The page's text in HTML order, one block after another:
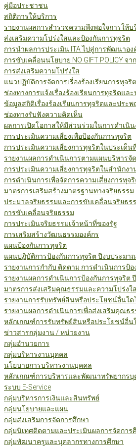
คู่มือประชาชน
สถิติการให้บริการ
รายงานผลการสำรวจความพึงพอใจการให้บ
ส่งเสริมความโปร่งใสและป้องกันการทุจริต
การนำผลการประเมิน ITA ไปสู่การพัฒนาอง
การขับเคลื่อนนโยบาย NO GIFT POLICY
การส่งเสริมความโปร่งใส
แนวปฏิบัติการจัดการเรื่องร้องเรียนการทุจ
ช่องทางการแจ้งเรื่องร้องเรียนการทุจริตแล
ข้อมูลสถิติเรื่องร้องเรียนการทุจริตและประ
ช่องทางรับฟังความคิดเห็น
ผลการเปิดโอกาสให้มีส่วนร่วมในการดำเนิ
การประเมินความเสี่ยงเพื่อป้องกันการทุจริต
การประเมินความเสี่ยงการทุจริตในประเด็
รายงานผลการดำเนินการตามแผนบริหารจั
การประเมินความเสี่ยงการทุจริตในสำนักง
การดำเนินการเพื่อจัดการความเสี่ยงการทุ
มาตรการเสริมสร้างมาตรฐานทางจริยธรรม
ประมวลจริยธรรมและการขับเคลื่อนจริยธร
การขับเคลื่อนจริยธรรม
การประเมินจริยธรรมเจ้าหน้าที่ของรัฐ
การเสริมสร้างวัฒนธรรมองค์กร
แผนป้องกันการทุจริต
แผนปฏิบัติการป้องกันการทุจริต ปีงบประมา
รายงานการกำกับ ติดตาม การดำเนินการป้
รายงานผลการดำเนินการป้องกันการทุจริต
มาตรการส่งเสริมคุณธรรมและความโปร่ง
รายงานการรับทรัพย์สินหรือประโยชน์อื่นใด
รายงานผลการดำเนินการเพื่อส่งเสริมคุณ
หลักเกณฑ์การรับทรัพย์สินหรือประโยชน์อื่น
ข่าวสารกลุ่มงาน / หน่วยงาน
กลุ่มอำนวยการ
กลุ่มบริหารงานบุคคล
นโยบายการบริหารงานบุคคล
หลักเกณฑ์การบริหารและพัฒนาทรัพยากรบุ
ระบบ E-Service
กลุ่มบริหารการเงินและสินทรัพย์
กลุ่มนโยบายและแผน
กลุ่มส่งเสริมการจัดการศึกษา
กลุ่มนิเทศติดตามและประเมินผลการจัดการ
กลุ่มพัฒนาครูและบุคลากรทางการศึกษา